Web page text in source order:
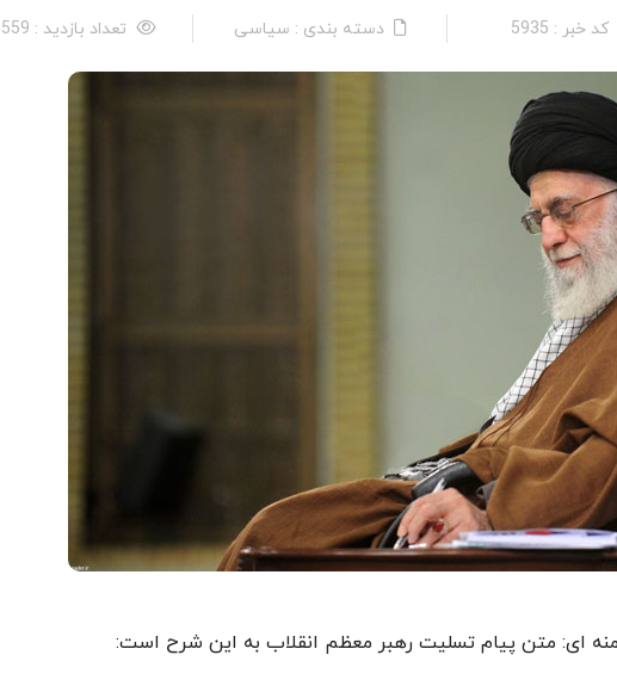
کد خبر : 5935 دسته بندی : سیاسی تعداد بازدید : 559 نفر
ای: متن پیام تسلیت رهبر معظم انقلاب به این شرح است: